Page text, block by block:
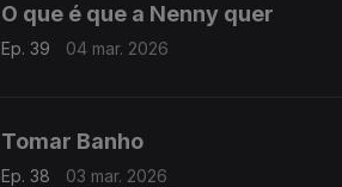
O que é que a Nenny quer
Ep. 39 04 mar. 2026
Tomar Banho
Ep. 38 03 mar. 2026